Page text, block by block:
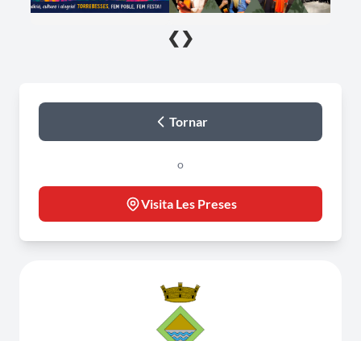
❮ ❯
Tornar
o
Visita Les Preses